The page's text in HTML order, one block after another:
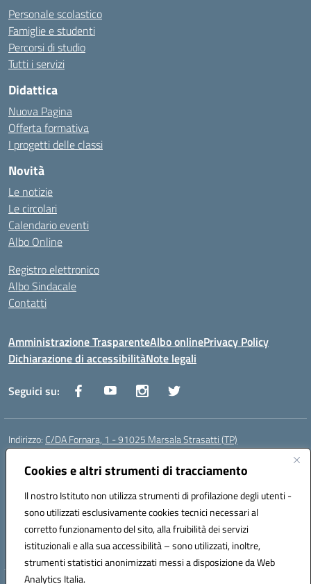
Cookies e altri strumenti di tracciamento
Il nostro Istituto non utilizza strumenti di profilazione degli utenti -
sono utilizzati esclusivamente cookies tecnici necessari al
corretto funzionamento del sito, alla fruibilità dei servizi
istituzionali e alla sua accessibilità – sono utilizzati, inoltre,
strumenti statistici anonimizzati messi a disposizione da Web
Analytics Italia.
Personale scolastico
Famiglie e studenti
Percorsi di studio
Tutti i servizi
Didattica
Nuova Pagina
Offerta formativa
I progetti delle classi
Novità
Le notizie
Le circolari
Calendario eventi
Albo Online
Registro elettronico
Albo Sindacale
Contatti
Amministrazione TrasparenteAlbo onlinePrivacy Policy
Dichiarazione di accessibilitàNote legali
Seguici su:
Indirizzo: C/DA Fornara, 1 - 91025 Marsala Strasatti (TP)
Centralino:
Posta elettronica certificata (PEC):tpic81600v@pec.istruzione.it
Codice fiscale: 82006360810
Codice meccanografico:TPIC81600V
Codice Indice delle Pubbliche Amministrazioni (IPA): istsc_tpic81600v
Codice unico di fatturazione (CUF): UFODYY